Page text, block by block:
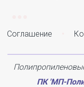
Соглашение
ПК 'МП-